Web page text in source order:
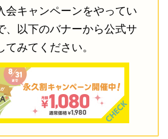
会キャンペーンをやってい
、以下のバナーから公式サ
みてください。